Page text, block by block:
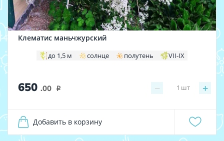
Клематис маньчжурский
до 1,5 м солнце полутень VII-IX
650 .00 i − +
1 шт
Добавить в корзину